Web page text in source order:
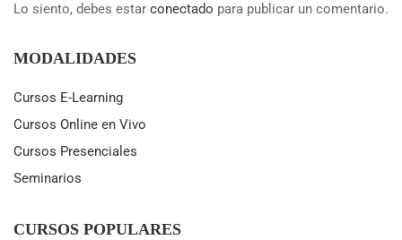
Lo siento, debes estar conectado para publicar un comentario.
MODALIDADES
Cursos E-Learning
Cursos Online en Vivo
Cursos Presenciales
Seminarios
CURSOS POPULARES